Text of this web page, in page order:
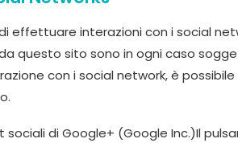
effettuare interazioni con i social
questo sito sono in ogni caso
con i social network, è
sociali di Google+ (Google Inc.)Il